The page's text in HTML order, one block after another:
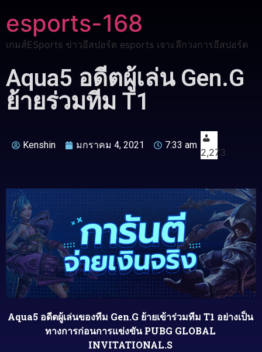
esports-168
เกมส์ESports ข่าวอีสปอร์ต esports เจาะลึกวงการอีสปอร์ต
Aqua5 อดีตผู้เล่น Gen.G
ย้ายร่วมทีม T1
Kenshin มกราคม 4, 2021 7:33 am
2,273
Aqua5 อดีตผู้เล่นของทีม Gen.G ย้ายเข้าร่วมทีม T1 อย่างเป็น
ทางการก่อนการแข่งขัน PUBG GLOBAL
INVITATIONAL.S